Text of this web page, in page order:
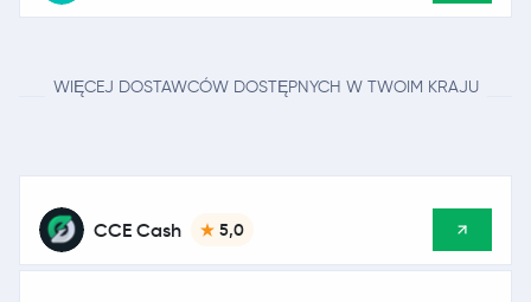
WIĘCEJ DOSTAWCÓW DOSTĘPNYCH W TWOIM KRAJU
CCE Cash 5,0